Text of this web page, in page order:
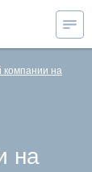
компании на
на